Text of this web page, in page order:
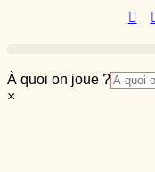
À quoi on joue ?
×